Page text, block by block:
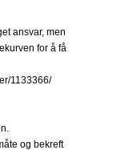
ansvar, men
for å få
1133366/
og bekreft